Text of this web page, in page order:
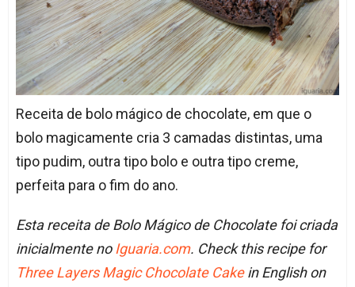
Receita de bolo mágico de chocolate, em que o
bolo magicamente cria 3 camadas distintas, uma
tipo pudim, outra tipo bolo e outra tipo creme,
perfeita para o fim do ano.
Esta receita de Bolo Mágico de Chocolate foi criada
inicialmente noIguaria.com. Check this recipe for
Three Layers Magic Chocolate Cakein English on